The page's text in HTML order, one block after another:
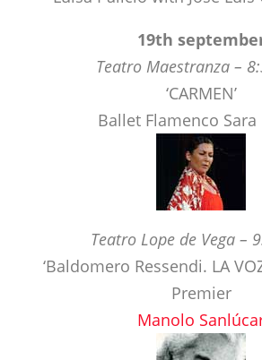
‘CARMEN’
Ballet Flamenco Sara
Teatro Lope de Vega –
‘Baldomero Ressendi. LA VOZ
Premier
Manolo